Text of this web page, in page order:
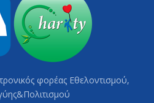
φορέας Εθελοντισμού,